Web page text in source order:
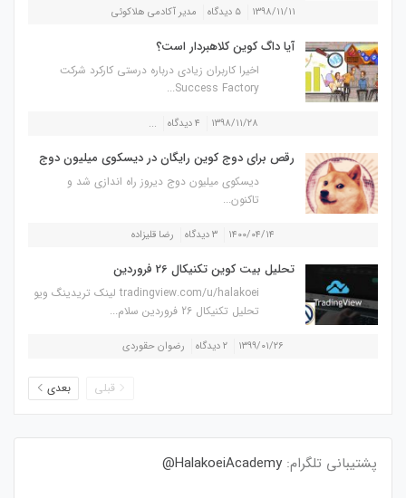
۱۳۹۸/۱۱/۱۱ ۵ دیدگاه مدیر آکادمی هلاکوئی
آیا داگ کوین کلاهبردار است؟
اخیرا کاربران زیادی درباره درستی کارکرد شرکت
Success Factory...
۱۳۹۸/۱۱/۲۸ ۴ دیدگاه ...
رقص برای دوج کوین رایگان در دیسکوی میلیون دوج
دیسکوی میلیون دوج دیروز راه اندازی شد و
تاکنون...
۱۴۰۰/۰۴/۱۴ ۳ دیدگاه رضا قلیزاده
تحلیل بیت کوین تکنیکال 26 فروردین
tradingview.com/u/halakoei لینک تریدینگ ویو
تحلیل تکنیکال 26 فروردین سلام...
۱۳۹۹/۰۱/۲۶ ۲ دیدگاه رضوان حقوردی
قبلی بعدی
پشتیبانی تلگرام: HalakoeiAcademy@